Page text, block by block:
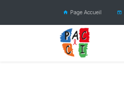
Page Accueil